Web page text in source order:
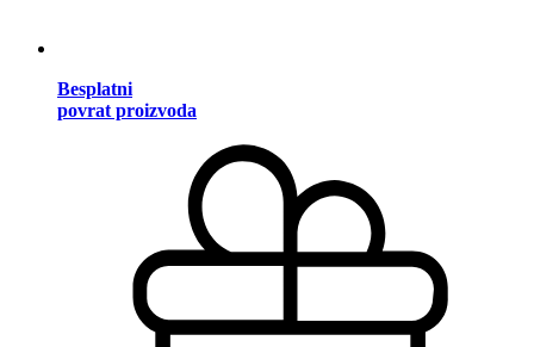
Besplatni
povrat proizvoda